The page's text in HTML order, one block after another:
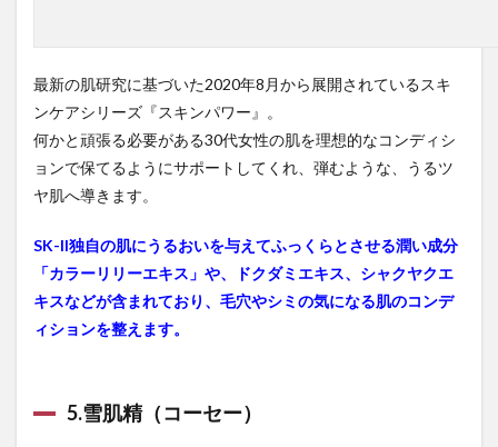
最新の肌研究に基づいた2020年8月から展開されているスキ
ンケアシリーズ『スキンパワー』。
何かと頑張る必要がある30代女性の肌を理想的なコンディシ
ョンで保てるようにサポートしてくれ、弾むような、うるツ
ヤ肌へ導きます。
SK-II独自の肌にうるおいを与えてふっくらとさせる潤い成分
「カラーリリーエキス」や、ドクダミエキス、シャクヤクエ
キスなどが含まれており、毛穴やシミの気になる肌のコンデ
ィションを整えます。
5.雪肌精（コーセー）